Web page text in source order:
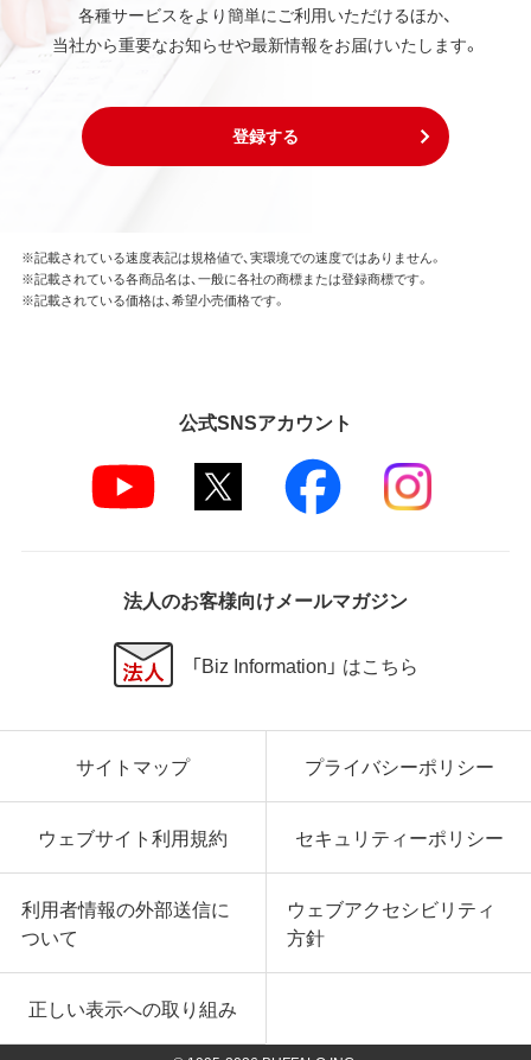
各種サービスをより簡単にご利用いただけるほか、
当社から重要なお知らせや最新情報をお届けいたします。
登録する
※記載されている速度表記は規格値で、実環境での速度ではありません。
※記載されている各商品名は、一般に各社の商標または登録商標です。
※記載されている価格は、希望小売価格です。
公式SNSアカウント
法人のお客様向けメールマガジン
「Biz Information」 はこちら
サイトマップ プライバシーポリシー
ウェブサイト利用規約 セキュリティーポリシー
利用者情報の外部送信に
ついて
ウェブアクセシビリティ
方針
正しい表示への取り組み